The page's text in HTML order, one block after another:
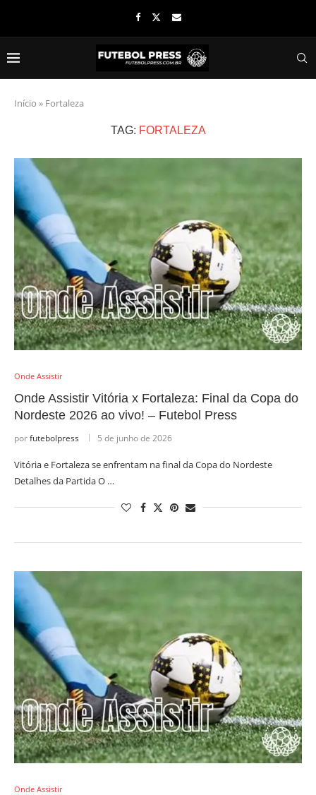
Início » Fortaleza
TAG: FORTALEZA
Onde Assistir
Onde Assistir Vitória x Fortaleza: Final da Copa do
Nordeste 2026 ao vivo! – Futebol Press
porfutebolpress 5 de junho de 2026
Vitória e Fortaleza se enfrentam na final da Copa do Nordeste
Detalhes da Partida O …
Onde Assistir